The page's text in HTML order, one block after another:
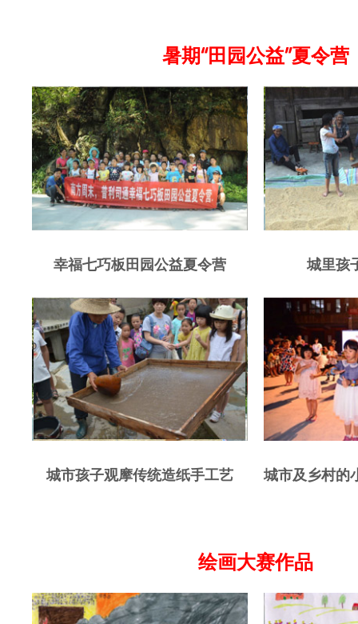
暑期“田园公益”夏令营
幸福七巧板田园公益夏令营 城里孩
城市孩子观摩传统造纸手工艺 城市及乡村的
绘画大赛作品